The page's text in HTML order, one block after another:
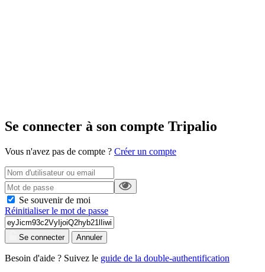
Se connecter à son compte Tripalio
Vous n'avez pas de compte ? Créer un compte
Se souvenir de moi
Réinitialiser le mot de passe
Se connecter Annuler
Besoin d'aide ? Suivez le guide de la double-authentification